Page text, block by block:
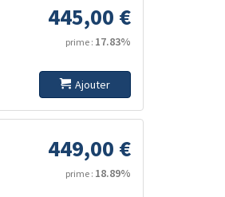
445,00 €
prime : 17.83%
Ajouter
449,00 €
prime : 18.89%